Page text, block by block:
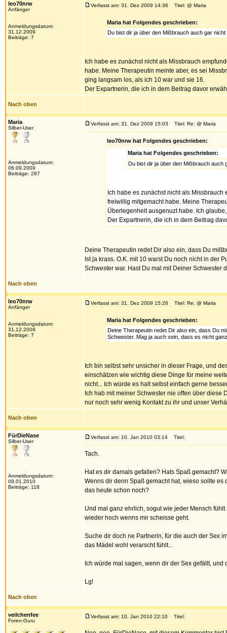
leo70nrw
Anfänger
Anmeldungsdatum:
31.12.2009
Beiträge: 7
Verfasst am: 31. Dez 2009 14:36 Titel: @ Maria
Maria hat Folgendes geschrieben:
Du bist dir ja über den Mißbrauch auch gar
Ich habe es zunächst nicht als Missbrauch
habe. Meine Therapeutin meinte aber, es sei
ging langsam los, als ich 10 war und sie 16.
Der Expartnerin, die ich in dem Beitrag davor
Nach oben
Maria
Silber-User
Anmeldungsdatum:
06.09.2009
Beiträge: 287
Verfasst am: 31. Dez 2009 15:03 Titel: Re: @ Maria
leo70nrw hat Folgendes geschrieben:
Maria hat Folgendes geschrieben:
Du bist dir ja über den Mißbrauch auch
Ich habe es zunächst nicht als
freiwillig mitgemacht habe. Meine
Überlegenheit ausgenuzt habe. Ich
Der Expartnerin, die ich in dem Beitrag
Deine Therapeutin redet Dir also ein, dass Du
Ist ja krass. O.K. mit 10 warst Du noch nicht in der
Schwester war. Hast Du mal mit Deiner Schwester
Nach oben
leo70nrw
Anfänger
Anmeldungsdatum:
31.12.2009
Beiträge: 7
Verfasst am: 31. Dez 2009 15:26 Titel: Re: @ Maria
Maria hat Folgendes geschrieben:
Deine Therapeutin redet Dir also ein, dass Du
Schwester. Mag ja auch sein, dass es nicht
Ich bin selbst sehr unsicher in dieser Frage, und
einschätzen wie wichtig diese Dinge für meine
nicht... Ich würde es halt selbst einfach gerne
Ich hab mit meiner Schwester nie offen über
nur noch sehr wenig Kontakt zu ihr und unser
Nach oben
FürDieNase
Silber-User
Anmeldungsdatum:
09.01.2010
Beiträge: 118
Verfasst am: 10. Jan 2010 03:14 Titel:
Tach.
Hat es dir damals gefallen? Hats Spaß gemacht?
Wenns dir denn Spaß gemacht hat, wieso sollte
das heute schon noch?
Und mal ganz ehrlich, sogut wie jeder Mensch
wieder hoch wenns mir scheisse geht.
Suche dir doch ne Partnerin, für die auch der Sex
das Mädel wohl verarscht fühlt...
Ich würde mal sagen, wenn dir der Sex gefällt,
Lg!
Nach oben
veilchenfee
Foren-Guru
Verfasst am: 10. Jan 2010 22:10 Titel: